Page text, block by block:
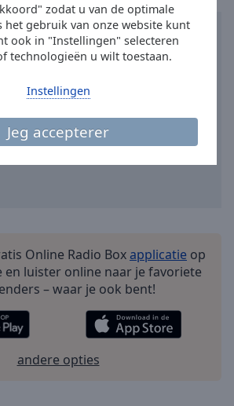
zodat u van de optimale
het gebruik van onze website kunt
ook in "Instellingen" selecteren
technologieën u wilt toestaan.
Jeg accepterer
Instellingen
Online Radio Boxapplicatie op
en luister online naar je favoriete
– waar je ook bent!
andere opties